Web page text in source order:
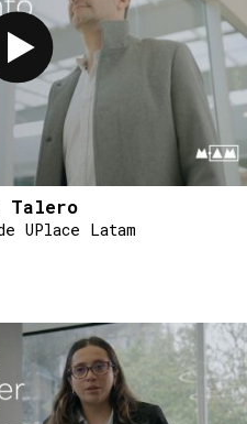
Talero
UPlace Latam